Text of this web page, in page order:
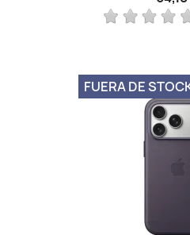
FUERA DE